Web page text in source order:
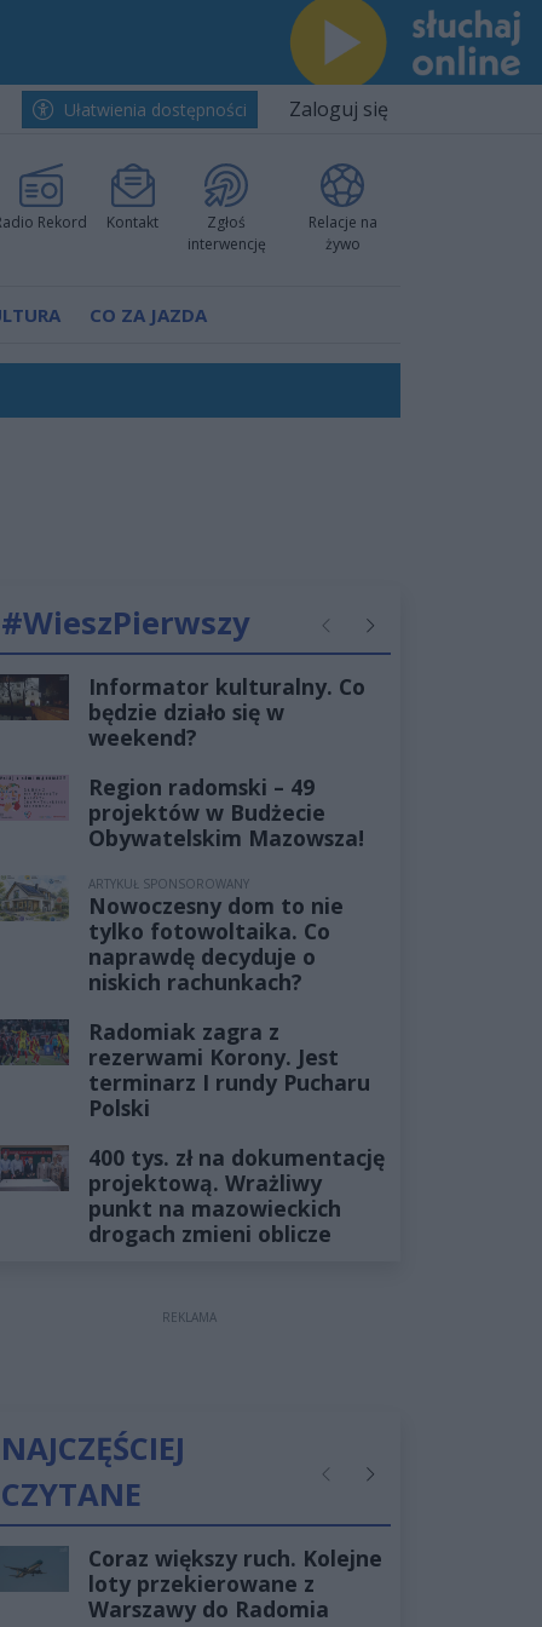
Ułatwienia dostępności Zaloguj się
Rekord Kontakt
Zgłoś
interwencję
Relacje na
żywo
CO ZA JAZDA
pokazali klasę
nową sportową tradycję"
#WieszPierwszy PoprzednieNastępne
Informator kulturalny. Co
będzie działo się w
weekend?
Region radomski – 49
projektów w Budżecie
Obywatelskim Mazowsza!
ARTYKUŁ SPONSOROWANY
Nowoczesny dom to nie
tylko fotowoltaika. Co
naprawdę decyduje o
niskich rachunkach?
Radomiak zagra z
rezerwami Korony. Jest
terminarz I rundy Pucharu
Polski
400 tys. zł na dokumentację
projektową. Wrażliwy
punkt na mazowieckich
drogach zmieni oblicze
REKLAMA
NAJCZĘŚCIEJ
CZYTANE
PoprzednieNastępne
Coraz większy ruch. Kolejne
loty przekierowane z
Warszawy do Radomia